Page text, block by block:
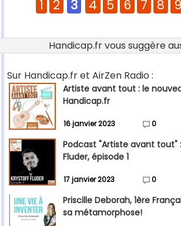
1 2 3 4 5 6 7 8 9
Handicap.fr vous suggère
Sur Handicap.fr et AirZen Radio :
Artiste avant tout : le
Handicap.fr
16 janvier 2023 0
Podcast "Artiste avant tout"
Fluder, épisode 1
17 janvier 2023 0
Priscille Deborah, 1ère
sa métamorphose!